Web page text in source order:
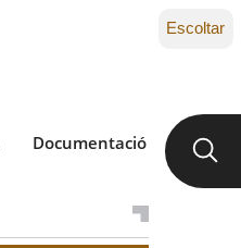
Documentació
Escoltar